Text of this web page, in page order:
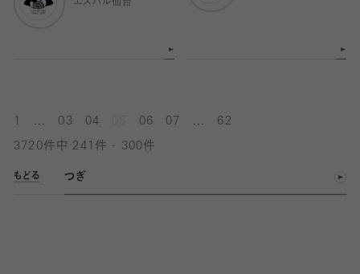
エスパル仙台
03 04 06 07 62
3720件中 241件 - 300件
もどる つぎ